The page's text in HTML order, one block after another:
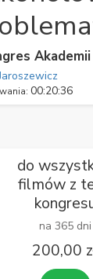
Volume
00:20:36
do
filmów z
na 365 dni
200,00